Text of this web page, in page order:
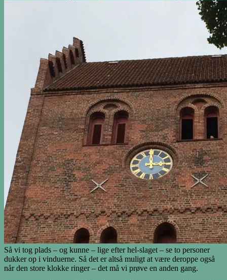
Så vi tog plads – og kunne – lige efter hel-slaget – se to personer
dukker op i vinduerne. Så det er altså muligt at være deroppe også
når den store klokke ringer – det må vi prøve en anden gang.